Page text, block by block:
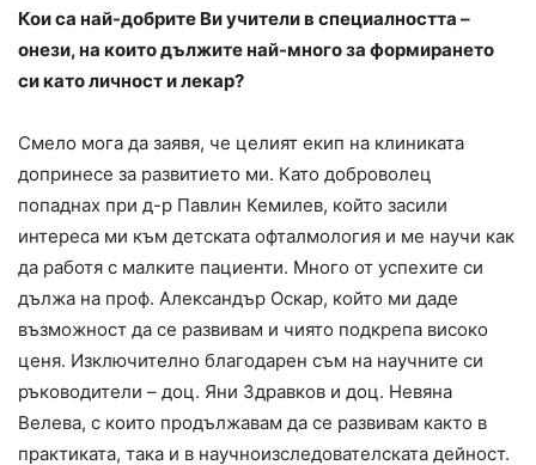
Кои са най-добрите Ви учители в специалността –
онези, на които дължите най-много за формирането
си като личност и лекар?
Смело мога да заявя, че целият екип на клиниката
допринесе за развитието ми. Като доброволец
попаднах при д-р Павлин Кемилев, който засили
интереса ми към детската офталмология и ме научи как
да работя с малките пациенти. Много от успехите си
дължа на проф. Александър Оскар, който ми даде
възможност да се развивам и чиято подкрепа високо
ценя. Изключително благодарен съм на научните си
ръководители – доц. Яни Здравков и доц. Невяна
Велева, с които продължавам да се развивам както в
практиката, така и в научноизследователската дейност.